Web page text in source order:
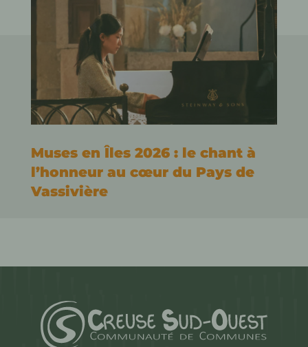
Muses en Îles 2026 : le chant à
l’honneur au cœur du Pays de
Vassivière